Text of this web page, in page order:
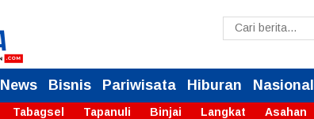
News Bisnis Pariwisata Hiburan Nasional
Tabagsel Tapanuli Binjai Langkat Asahan